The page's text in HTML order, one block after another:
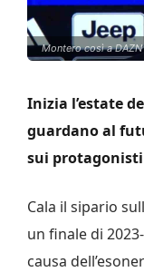
Montero così a
Inizia l’estate
guardano al
sui
Cala il sipario
un finale di
causa